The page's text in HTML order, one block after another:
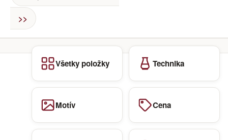
Všetky položky Technika
Motív Cena